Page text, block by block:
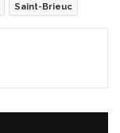
Saint-Brieuc